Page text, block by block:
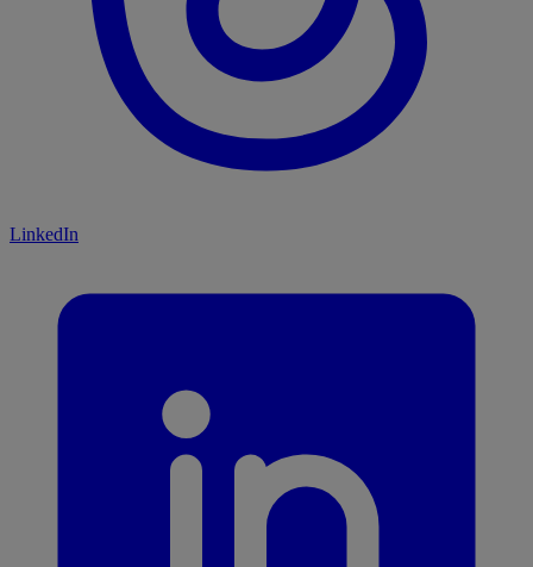
LinkedIn